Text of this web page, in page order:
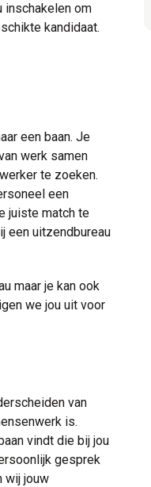
inschakelen om
kandidaat.
een baan. Je
werk samen
te zoeken.
een
juiste match te
een uitzendbureau
maar je kan ook
we jou uit voor
van
is.
vindt die bij jou
gesprek
wij jouw